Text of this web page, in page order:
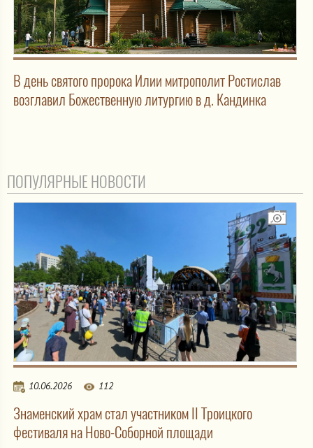
В день святого пророка Илии митрополит Ростислав
возглавил Божественную литургию в д. Кандинка
ПОПУЛЯРНЫЕ НОВОСТИ
10.06.2026 112
Знаменский храм стал участником II Троицкого
фестиваля на Ново-Соборной площади